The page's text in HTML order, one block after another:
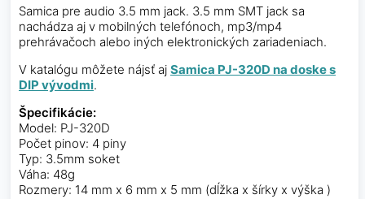
Samica pre audio 3.5 mm jack. 3.5 mm SMT jack sa
nachádza aj v mobilných telefónoch, mp3/mp4
prehrávačoch alebo iných elektronických zariadeniach.
V katalógu môžete nájsť aj Samica PJ-320D na doske s
DIP vývodmi.
Špecifikácie:
Model: PJ-320D
Počet pinov: 4 piny
Typ: 3.5mm soket
Váha: 48g
Rozmery: 14 mm x 6 mm x 5 mm (dĺžka x šírky x výška )